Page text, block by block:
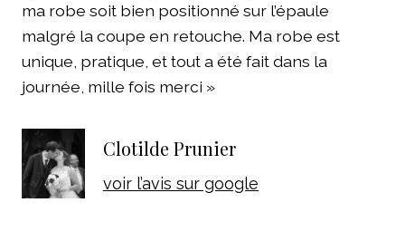
ma robe soit bien positionné sur l’épaule
malgré la coupe en retouche. Ma robe est
unique, pratique, et tout a été fait dans la
journée, mille fois merci »
Clotilde Prunier
voir l’avis sur google